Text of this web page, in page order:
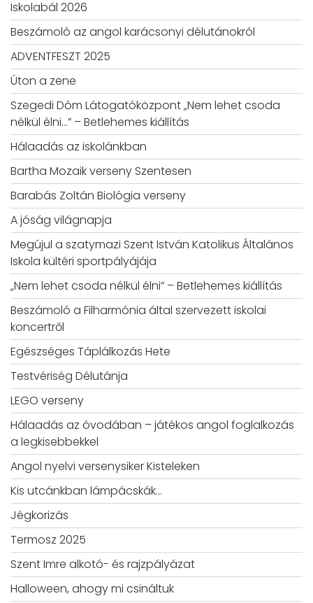
Iskolabál 2026
Beszámoló az angol karácsonyi délutánokról
ADVENTFESZT 2025
Úton a zene
Szegedi Dóm Látogatóközpont „Nem lehet csoda
nélkül élni…” – Betlehemes kiállítás
Hálaadás az iskolánkban
Bartha Mozaik verseny Szentesen
Barabás Zoltán Biológia verseny
A jóság világnapja
Megújul a szatymazi Szent István Katolikus Általános
Iskola kültéri sportpályájája
„Nem lehet csoda nélkül élni” – Betlehemes kiállítás
Beszámoló a Filharmónia által szervezett iskolai
koncertről
Egészséges Táplálkozás Hete
Testvériség Délutánja
LEGO verseny
Hálaadás az óvodában – játékos angol foglalkozás
a legkisebbekkel
Angol nyelvi versenysiker Kisteleken
Kis utcánkban lámpácskák…
Jégkorizás
Termosz 2025
Szent Imre alkotó- és rajzpályázat
Halloween, ahogy mi csináltuk